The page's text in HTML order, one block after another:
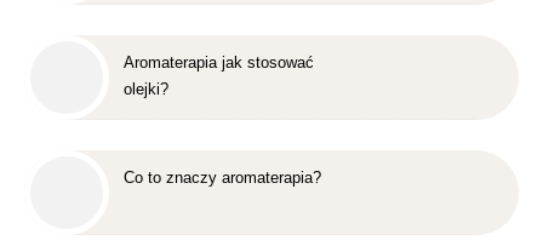
Aromaterapia jak stosować
olejki?
Co to znaczy aromaterapia?